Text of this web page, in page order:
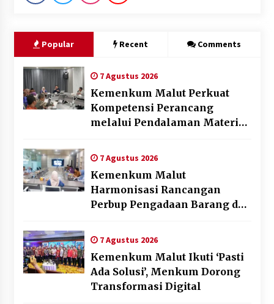
Popular Recent Comments
7 Agustus 2026
Kemenkum Malut Perkuat
Kompetensi Perancang
melalui Pendalaman Materi
Daerah
7 Agustus 2026
Kemenkum Malut
Harmonisasi Rancangan
Perbup Pengadaan Barang dan
7 Agustus 2026
Kemenkum Malut Ikuti ‘Pasti
Ada Solusi’, Menkum Dorong
Transformasi Digital